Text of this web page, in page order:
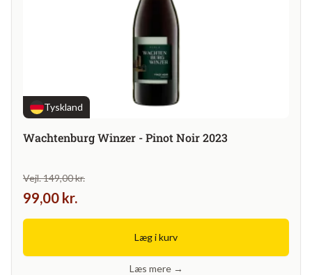
Tyskland
Wachtenburg Winzer - Pinot Noir 2023
Vejl. 149,00 kr.
99,00 kr.
Læg i kurv
Læs mere →